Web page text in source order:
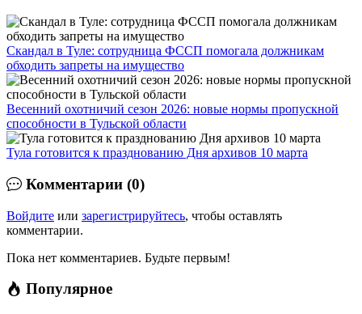
Скандал в Туле: сотрудница ФССП помогала должникам
обходить запреты на имущество
Весенний охотничий сезон 2026: новые нормы пропускной
способности в Тульской области
Тула готовится к празднованию Дня архивов 10 марта
Комментарии (0)
Войдите или зарегистрируйтесь, чтобы оставлять
комментарии.
Пока нет комментариев. Будьте первым!
Популярное